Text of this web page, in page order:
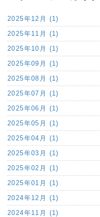
2025年12月 (1)
2025年11月 (1)
2025年10月 (1)
2025年09月 (1)
2025年08月 (1)
2025年07月 (1)
2025年06月 (1)
2025年05月 (1)
2025年04月 (1)
2025年03月 (1)
2025年02月 (1)
2025年01月 (1)
2024年12月 (1)
2024年11月 (1)